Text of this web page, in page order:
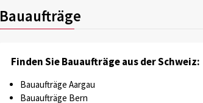
Bauaufträge
Finden Sie Bauaufträge aus der Schweiz:
Bauaufträge Aargau
Bauaufträge Bern